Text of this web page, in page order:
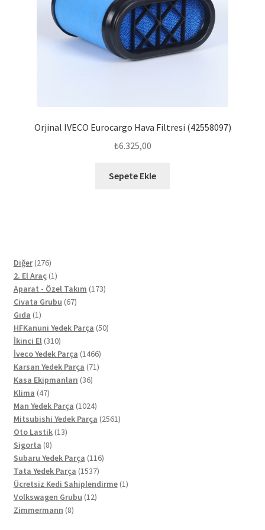
Orjinal IVECO Eurocargo Hava Filtresi (42558097)
₺6.325,00
Sepete Ekle
Diğer 276276
ürün
2. El Araç 11
ürün
Aparat - Özel Takım 173173
Civata Grubu 6767
Gıda 11
ürün
HFKanuni Yedek Parça 5050
İkinci El 310310
ürün
İveco Yedek Parça 14661466
ürün
Karsan Yedek Parça 7171
Kasa Ekipmanları 3636
Klima 4747
ürün
Man Yedek Parça 10241024
ürün
Mitsubishi Yedek Parça 25612561
Oto Lastik 1313
Sigorta 88
ürün
Subaru Yedek Parça 116116
Tata Yedek Parça 15371537
ürün
Ücretsiz Kedi Sahiplendirme 11
Volkswagen Grubu 1212
Zimmermann 88